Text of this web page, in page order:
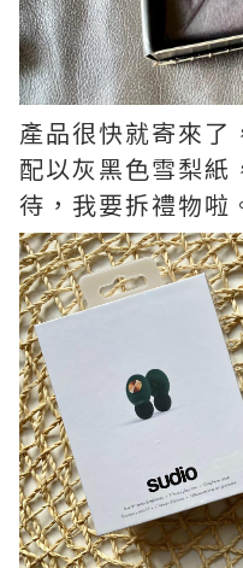
產品很快就寄來了
配以灰黑色雪梨紙
待，我要拆禮物啦